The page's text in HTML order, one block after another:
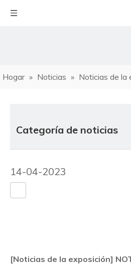
Hogar » Noticias » Noticias de la
Categoría de noticias
14-04-2023
[Noticias de la exposición]